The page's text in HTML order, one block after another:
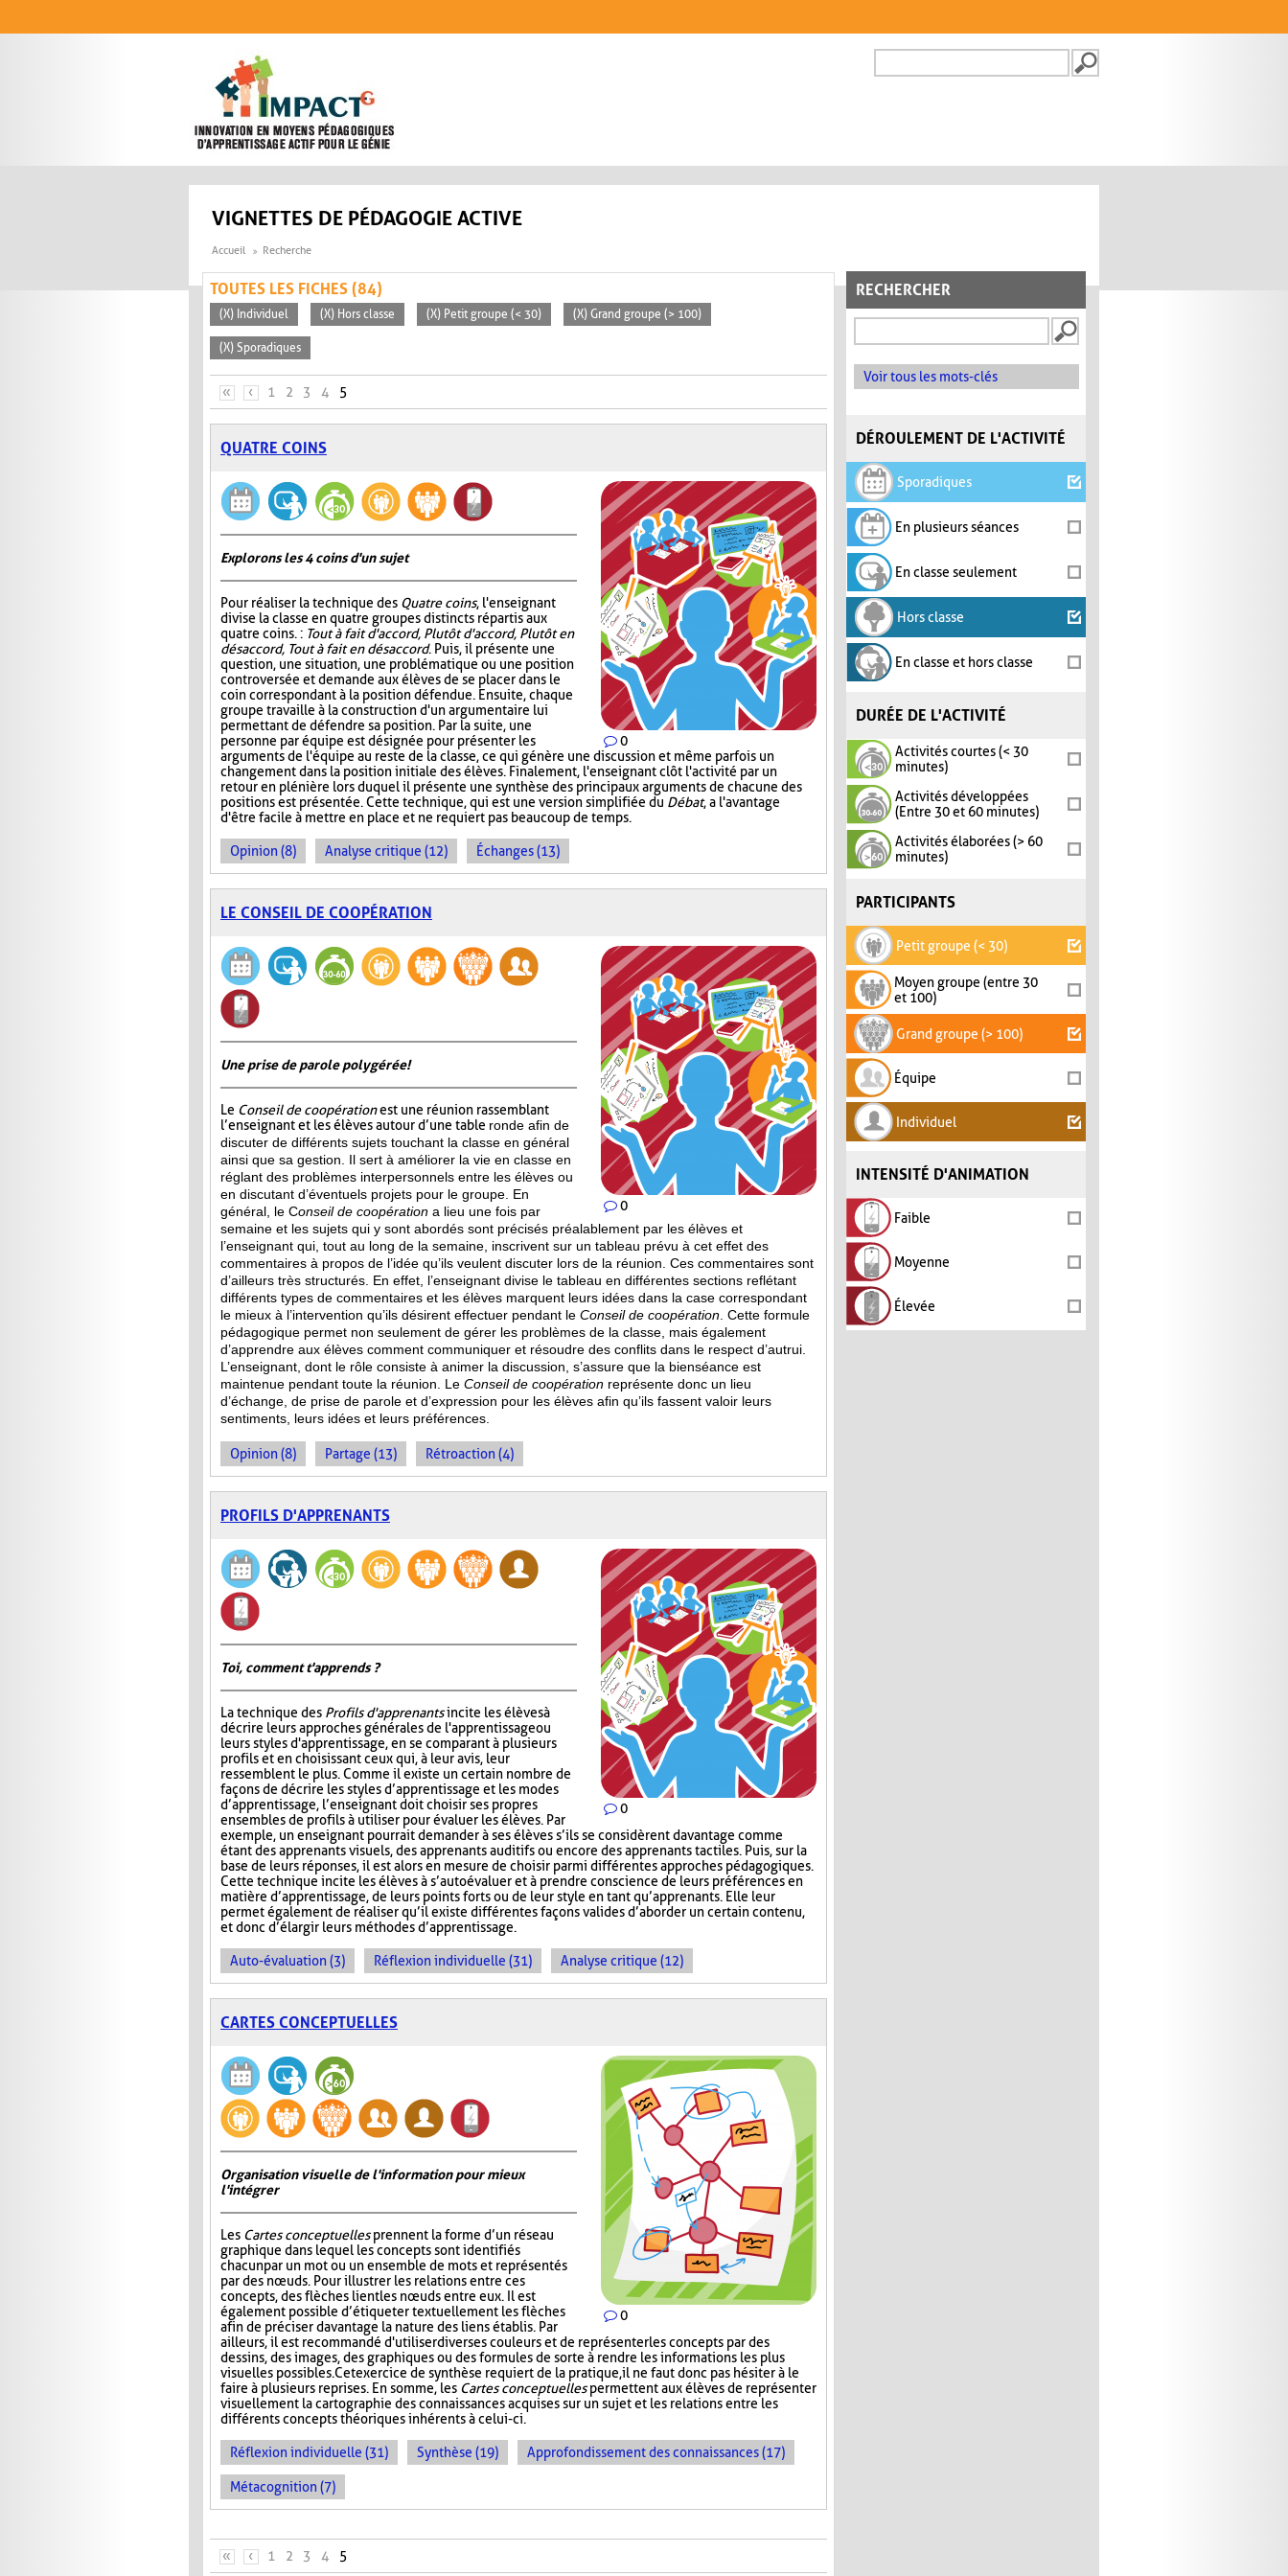
FORMULAIRE DE
VIGNETTES DE PÉDAGOGIE ACTIVE
Accueil Recherche
RECHERCHER
Voir tous les mots-clés
DÉROULEMENT DE L'ACTIVITÉ
Sporadiques
En plusieurs séances
En classe seulement
Hors classe
En classe et hors classe
DURÉE DE L'ACTIVITÉ
Activités courtes (< 30
minutes)
Activités développées
(Entre 30 et 60 minutes)
Activités élaborées (> 60
minutes)
PARTICIPANTS
Petit groupe (< 30)
Moyen groupe (entre 30
et 100)
Grand groupe (> 100)
Équipe
Individuel
INTENSITÉ D'ANIMATION
Faible
Moyenne
Élevée
TOUTES LES FICHES (84)
(X) Individuel (X) Hors classe (X) Petit groupe (< 30) (X) Grand groupe (> 100)
(X) Sporadiques
PAGES
« ‹ 1 2 3 4 5
QUATRE COINS
0
Explorons les 4 coins d'un sujet
Pour réaliser la technique des Quatre coins, l'enseignant
divise la classe en quatre groupes distincts répartis aux
quatre coins. : Tout à fait d'accord, Plutôt d'accord, Plutôt en
désaccord, Tout à fait en désaccord. Puis, il présente une
question, une situation, une problématique ou une position
controversée et demande aux élèves de se placer dans le
coin correspondant à la position défendue. Ensuite, chaque
groupe travaille à la construction d'un argumentaire lui
permettant de défendre sa position. Par la suite, une
personne par équipe est désignée pour présenter les
arguments de l'équipe au reste de la classe, ce qui génère une discussion et même parfois un
changement dans la position initiale des élèves. Finalement, l'enseignant clôt l'activité par un
retour en plénière lors duquel il présente une synthèse des principaux arguments de chacune des
positions est présentée. Cette technique, qui est une version simplifiée du Débat, a l'avantage
d'être facile à mettre en place et ne requiert pas beaucoup de temps.
Opinion (8) Analyse critique (12) Échanges (13)
LE CONSEIL DE COOPÉRATION
0
Une prise de parole polygérée!
Le Conseil de coopérationest une réunion rassemblant
l’enseignant et les élèves autour d’une table ronde afin de
discuter de différents sujets touchant la classe en général
ainsi que sa gestion. Il sert à améliorer la vie en classe en
réglant des problèmes interpersonnels entre les élèves ou
en discutant d’éventuels projets pour le groupe. En
général, le Conseil de coopération a lieu une fois par
semaine et les sujets qui y sont abordés sont précisés préalablement par les élèves et
l’enseignant qui, tout au long de la semaine, inscrivent sur un tableau prévu à cet effet des
commentaires à propos de l’idée qu’ils veulent discuter lors de la réunion. Ces commentaires sont
d’ailleurs très structurés. En effet, l’enseignant divise le tableau en différentes sections reflétant
différents types de commentaires et les élèves marquent leurs idées dans la case correspondant
le mieux à l’intervention qu’ils désirent effectuer pendant le Conseil de coopération. Cette formule
pédagogique permet non seulement de gérer les problèmes de la classe, mais également
d’apprendre aux élèves comment communiquer et résoudre des conflits dans le respect d’autrui.
L’enseignant, dont le rôle consiste à animer la discussion, s’assure que la bienséance est
maintenue pendant toute la réunion. Le Conseil de coopération représente donc un lieu
d’échange, de prise de parole et d’expression pour les élèves afin qu’ils fassent valoir leurs
sentiments, leurs idées et leurs préférences.
Opinion (8) Partage (13) Rétroaction (4)
PROFILS D'APPRENANTS
0
Toi, comment t'apprends ?
La technique des Profils d'apprenantsincite les élèves à
décrire leurs approches générales de l'apprentissage ou
leurs styles d'apprentissage, en se comparant à plusieurs
profils et en choisissant ceux qui, à leur avis, leur
ressemblent le plus. Comme il existe un certain nombre de
façons de décrire les styles d’apprentissage et les modes
d’apprentissage, l’enseignant doit choisir ses propres
ensembles de profils à utiliser pour évaluer les élèves. Par
exemple, un enseignant pourrait demander à ses élèves s’ils se considèrent davantage comme
étant des apprenants visuels, des apprenants auditifs ou encore des apprenants tactiles. Puis, sur la
base de leurs réponses, il est alors en mesure de choisir parmi différentes approches pédagogiques.
Cette technique incite les élèves à s’autoévaluer et à prendre conscience de leurs préférences en
matière d’apprentissage, de leurs points forts ou de leur style en tant qu’apprenants. Elle leur
permet également de réaliser qu’il existe différentes façons valides d’aborder un certain contenu,
et donc d’élargir leurs méthodes d’apprentissage.
Auto-évaluation (3) Réflexion individuelle (31) Analyse critique (12)
CARTES CONCEPTUELLES
0
Organisation visuelle de l'information pour mieux
l'intégrer
Les Cartes conceptuellesprennent la forme d’un réseau
graphique dans lequel les concepts sont identifiés
chacun par un mot ou un ensemble de mots et représentés
par des nœuds. Pour illustrer les relations entre ces
concepts, des flèches lient les nœuds entre eux. Il est
également possible d’étiqueter textuellement les flèches
afin de préciser davantage la nature des liens établis. Par
ailleurs, il est recommandé d'utiliser diverses couleurs et de représenter les concepts par des
dessins, des images, des graphiques ou des formules de sorte à rendre les informations les plus
visuelles possibles. Cet exercice de synthèse requiert de la pratique, il ne faut donc pas hésiter à le
faire à plusieurs reprises. En somme, les Cartes conceptuellespermettent aux élèves de représenter
visuellement la cartographie des connaissances acquises sur un sujet et les relations entre les
différents concepts théoriques inhérents à celui-ci.
Réflexion individuelle (31) Synthèse (19) Approfondissement des connaissances (17)
Métacognition (7)
« ‹ 1 2 3 4 5